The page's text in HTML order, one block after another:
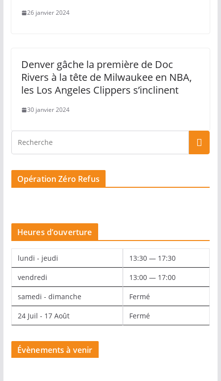
26 janvier 2024
Denver gâche la première de Doc
Rivers à la tête de Milwaukee en NBA,
les Los Angeles Clippers s’inclinent
30 janvier 2024
Opération Zéro Refus
Heures d’ouverture
lundi - jeudi 13:30 — 17:30
vendredi 13:00 — 17:00
samedi - dimanche Fermé
24 Juil - 17 Août Fermé
Évènements à venir